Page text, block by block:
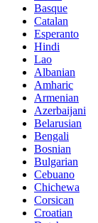
Basque
Catalan
Esperanto
Hindi
Lao
Albanian
Amharic
Armenian
Azerbaijani
Belarusian
Bengali
Bosnian
Bulgarian
Cebuano
Chichewa
Corsican
Croatian